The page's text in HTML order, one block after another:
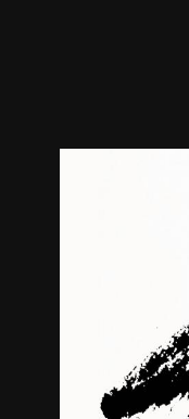
ตัวอย่าง ภา